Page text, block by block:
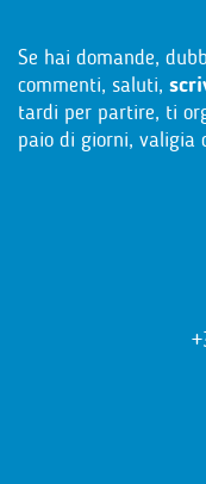
Se hai domande,
commenti, saluti,
tardi per partire, ti
paio di giorni, valigia